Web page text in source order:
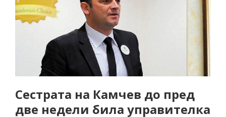
Сестрата на Камчев до пред
две недели била управителка